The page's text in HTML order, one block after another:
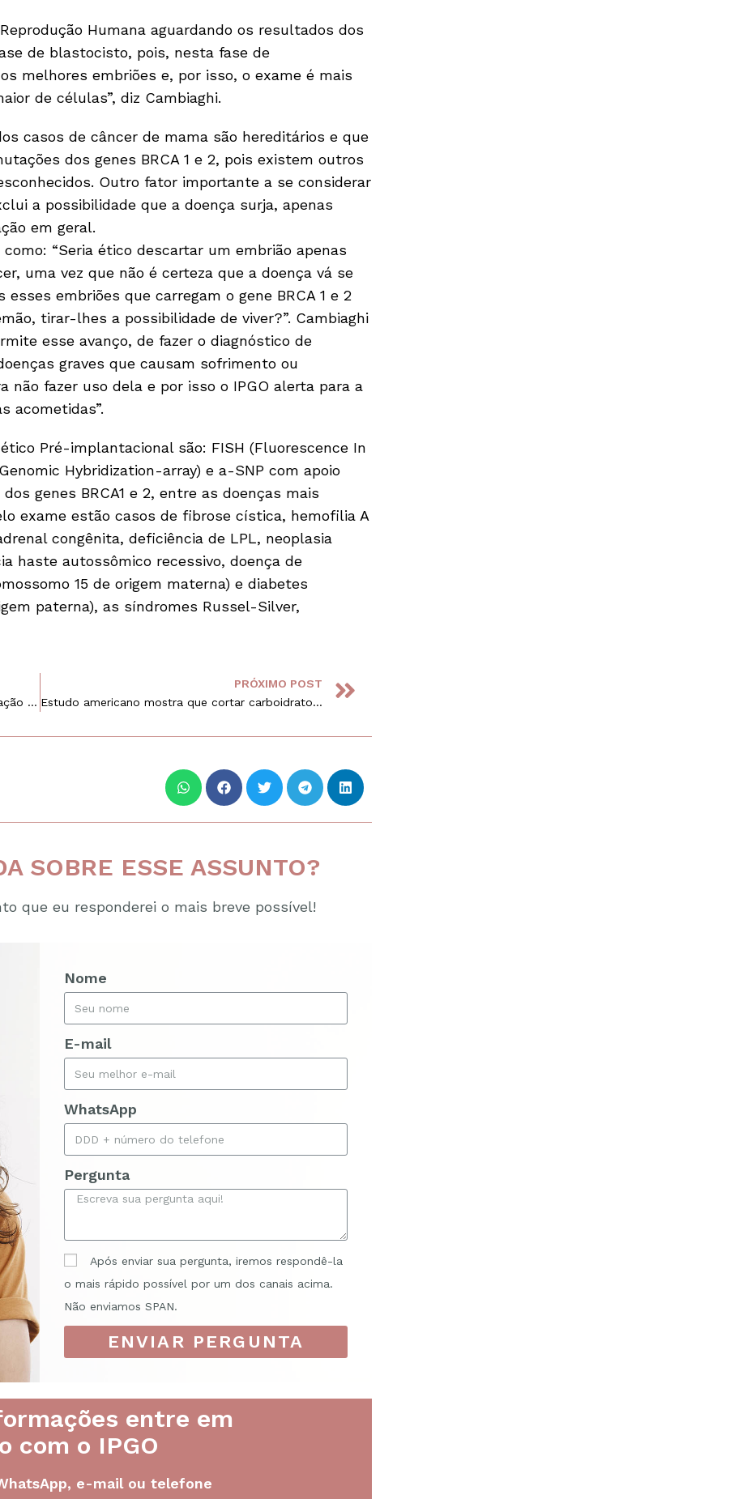
Humana aguardando os resultados dos
de blastocisto, pois, nesta fase de
melhores embriões e, por isso, o exame é mais
de células”, diz Cambiaghi.
casos de câncer de mama são hereditários e que
dos genes BRCA 1 e 2, pois existem outros
Outro fator importante a se considerar
a possibilidade que a doença surja, apenas
em geral.
“Seria ético descartar um embrião apenas
uma vez que não é certeza que a doença vá se
embriões que carregam o gene BRCA 1 e 2
tirar-lhes a possibilidade de viver?”. Cambiaghi
esse avanço, de fazer o diagnóstico de
graves que causam sofrimento ou
não fazer uso dela e por isso o IPGO alerta para a
acometidas”.
Pré-implantacional são: FISH (Fluorescence In
Hybridization-array) e a-SNP com apoio
genes BRCA1 e 2, entre as doenças mais
exame estão casos de fibrose cística, hemofilia A
congênita, deficiência de LPL, neoplasia
haste autossômico recessivo, doença de
15 de origem materna) e diabetes
paterna), as síndromes Russel-Silver,
Exame genético nos tratamentos de fertilização aumenta a chances de nascimento de bebês saudáveis
PRÓXIMO POST
Estudo americano mostra que cortar carboidratos pode aumentar a chance de concepção e nascimento durante tratamento de FIV
SOBRE ESSE ASSUNTO?
que eu responderei o mais breve possível!
Nome
E-mail
WhatsApp
Pergunta
Após enviar sua pergunta, iremos respondê-la
o mais rápido possível por um dos canais acima.
Não enviamos SPAN.
ENVIAR PERGUNTA
entre em
com o IPGO
e-mail ou telefone